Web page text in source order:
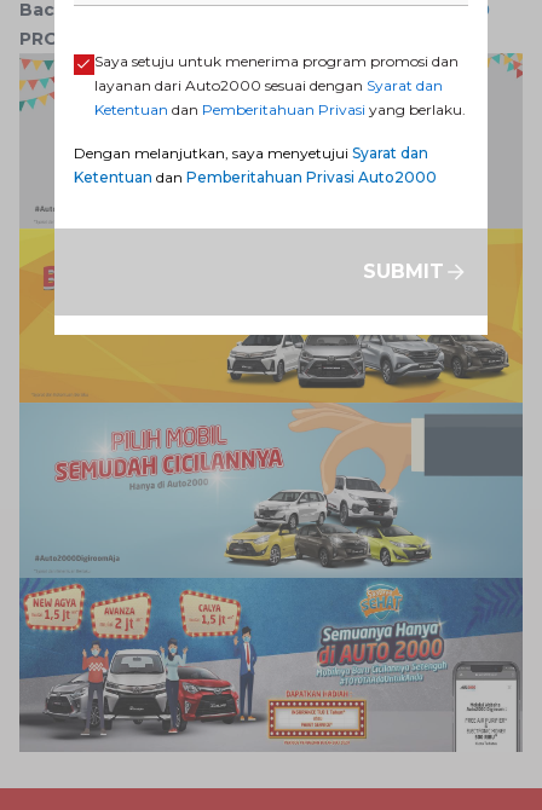
Baca Juga:Review Toyota FT 86 Terbaru Auto2000
PROMO MENARIK DI AUTO2000 CEK SEKARANG!
Saya setuju untuk menerima program promosi dan
layanan dari Auto2000 sesuai dengan Syarat dan
Ketentuan dan Pemberitahuan Privasi yang berlaku.
Dengan melanjutkan, saya menyetujui Syarat dan
Ketentuan dan Pemberitahuan Privasi Auto2000
SUBMIT